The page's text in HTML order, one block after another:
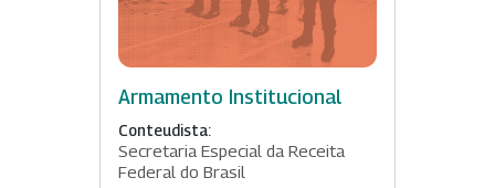
Armamento Institucional
Conteudista:
Secretaria Especial da Receita
Federal do Brasil